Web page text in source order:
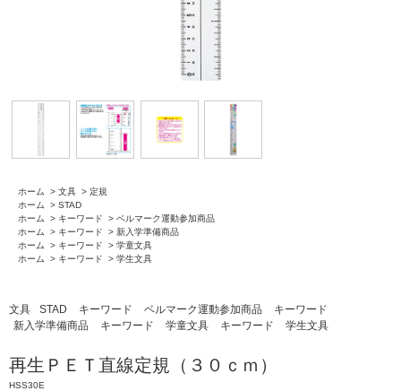
ホーム > 文具 > 定規
ホーム
> STAD
ホーム
> キーワード > ベルマーク運動参加商品
ホーム
> キーワード > 新入学準備商品
ホーム
> キーワード > 学童文具
ホーム
> キーワード > 学生文具
文具 STAD キーワード ベルマーク運動参加商品
キーワード
新入学準備商品
キーワード 学童文具 キーワード 学生文具
再生ＰＥＴ直線定規（３０ｃｍ）
HSS30E